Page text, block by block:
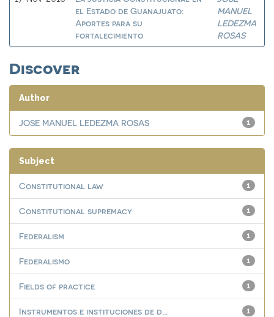
el Estado de Guanajuato:
Aportes para su
fortalecimiento
MANUEL
LEDEZMA
ROSAS
Discover
Author
1
JOSE MANUEL LEDEZMA ROSAS
Subject
1
Constitutional law
1
Constitutional supremacy
1
Federalism
1
Federalismo
1
Fields of practice
1
Instrumentos e instituciones de d...